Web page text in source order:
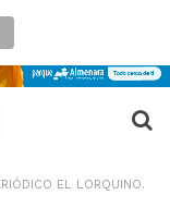
EL LORQUINO.